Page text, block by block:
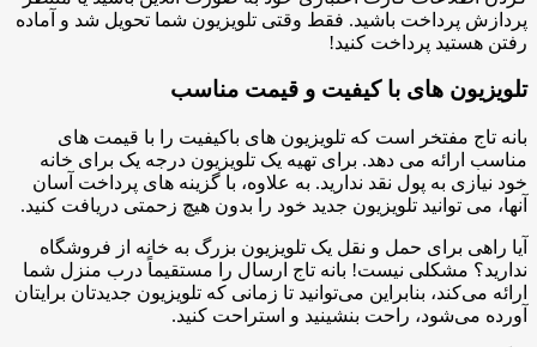
پردازش پرداخت باشید. فقط وقتی تلویزیون شما تحویل شد و آماده
رفتن هستید پرداخت کنید!
تلویزیون های با کیفیت و قیمت مناسب
بانه تاج مفتخر است که تلویزیون های باکیفیت را با قیمت های
مناسب ارائه می دهد. برای تهیه یک تلویزیون درجه یک برای خانه
خود نیازی به پول نقد ندارید. به علاوه، با گزینه های پرداخت آسان
آنها، می توانید تلویزیون جدید خود را بدون هیچ زحمتی دریافت کنید.
آیا راهی برای حمل و نقل یک تلویزیون بزرگ به خانه از فروشگاه
ندارید؟ مشکلی نیست! بانه تاج ارسال را مستقیماً درب منزل شما
ارائه می‌کند، بنابراین می‌توانید تا زمانی که تلویزیون جدیدتان برایتان
آورده می‌شود، راحت بنشینید و استراحت کنید.